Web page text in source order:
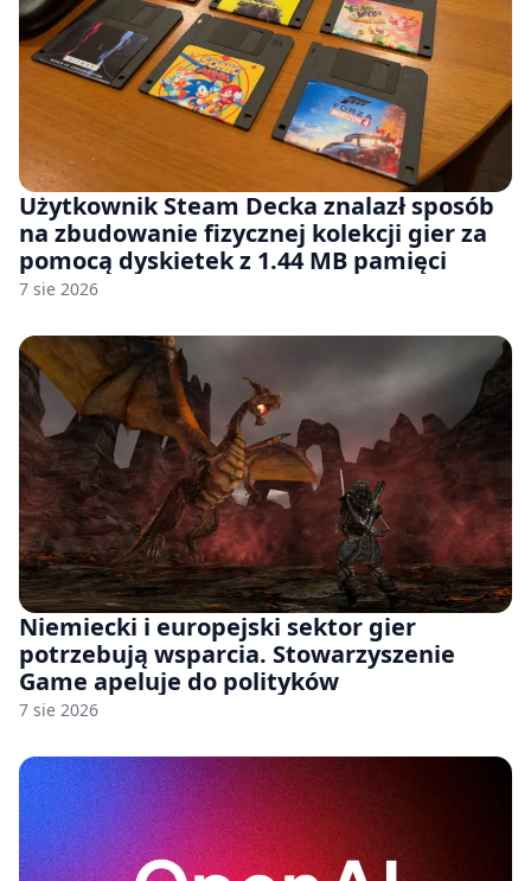
Użytkownik Steam Decka znalazł sposób
na zbudowanie fizycznej kolekcji gier za
pomocą dyskietek z 1.44 MB pamięci
7 sie 2026
Niemiecki i europejski sektor gier
potrzebują wsparcia. Stowarzyszenie
Game apeluje do polityków
7 sie 2026